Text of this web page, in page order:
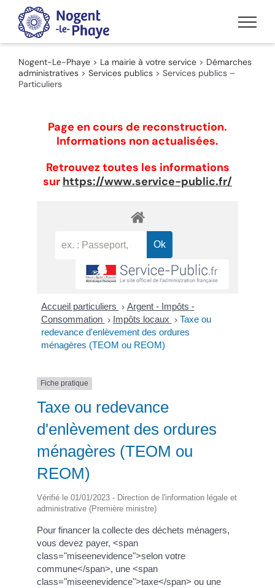
Passer
contenu
Nogent-Le-Phaye > La mairie à votre service > Démarches
administratives > Services publics > Services publics –
Particuliers
Page en cours de reconstruction.
Informations non actualisées.
Retrouvez toutes les informations
sur https://www.service-public.fr/
Accueil particuliers > Argent - Impôts -
Consommation > Impôts locaux > Taxe ou
redevance d'enlèvement des ordures
ménagères (TEOM ou REOM)
Fiche pratique
Taxe ou redevance
d'enlèvement des ordures
ménagères (TEOM ou
REOM)
Vérifié le 01/01/2023 - Direction de l'information légale et
administrative (Première ministre)
Pour financer la collecte des déchets ménagers,
vous devez payer, <span
class="miseenevidence">selon votre
commune</span>, une <span
class="miseenevidence">taxe</span> ou une